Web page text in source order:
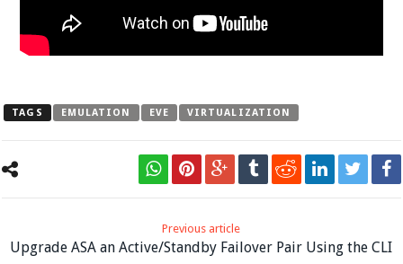
TAGS EMULATION EVE VIRTUALIZATION
Previous article
Upgrade ASA an Active/Standby Failover Pair Using the CLI